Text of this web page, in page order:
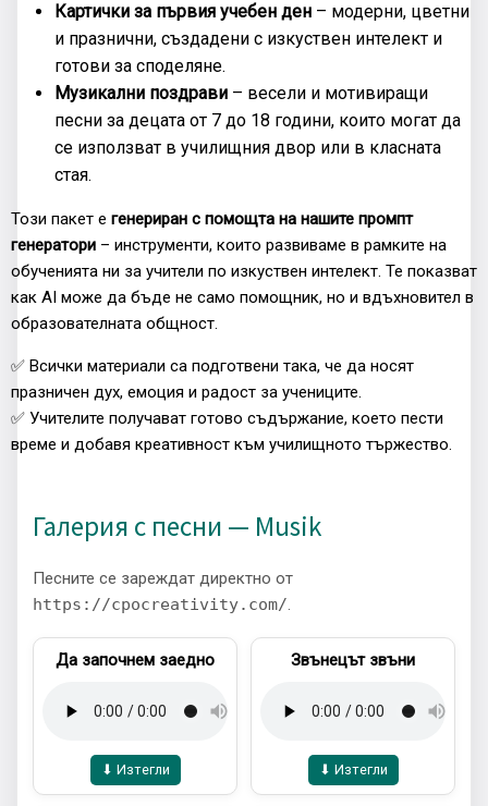
Картички за първия учебен ден – модерни, цветни
и празнични, създадени с изкуствен интелект и
готови за споделяне.
Музикални поздрави – весели и мотивиращи
песни за децата от 7 до 18 години, които могат да
се използват в училищния двор или в класната
стая.
Този пакет е генериран с помощта на нашите промпт
генератори – инструменти, които развиваме в рамките на
обученията ни за учители по изкуствен интелект. Те показват
как AI може да бъде не само помощник, но и вдъхновител в
образователната общност.
✅ Всички материали са подготвени така, че да носят
празничен дух, емоция и радост за учениците.
✅ Учителите получават готово съдържание, което пести
време и добавя креативност към училищното тържество.
Галерия с песни — Musik
Песните се зареждат директно от
https://cpocreativity.com/.
Да започнем заедно
⬇ Изтегли
Звънецът звъни
⬇ Изтегли